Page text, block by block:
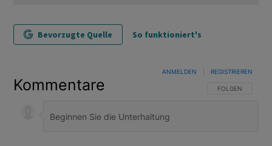
Bevorzugte Quelle So funktioniert's
Kommentare FOLGE DIESER
FOLGEN
ANMELDEN REGISTRIEREN